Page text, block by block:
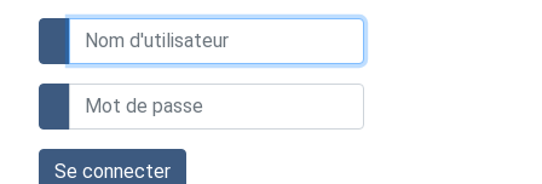
Se connecter